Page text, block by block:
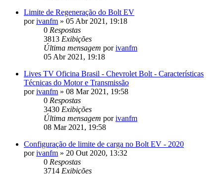
Limite de Regeneração do Bolt EV
porivanfm » 05 Abr 2021, 19:18
0 Respostas
3813 Exibições
Última mensagem porivanfm
05 Abr 2021, 19:18
Lives TV Oficina Brasil - Chevrolet Bolt - Características
Técnicas do Motor e Transmissão
porivanfm » 08 Mar 2021, 19:58
0 Respostas
3430 Exibições
Última mensagem porivanfm
08 Mar 2021, 19:58
Configuração de limite de carga no Bolt EV - 2020
porivanfm » 20 Out 2020, 13:32
0 Respostas
3714 Exibições